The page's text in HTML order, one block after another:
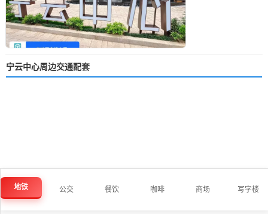
宁云中心周边交通配套
地铁 公交 餐饮 咖啡 商场 写字楼